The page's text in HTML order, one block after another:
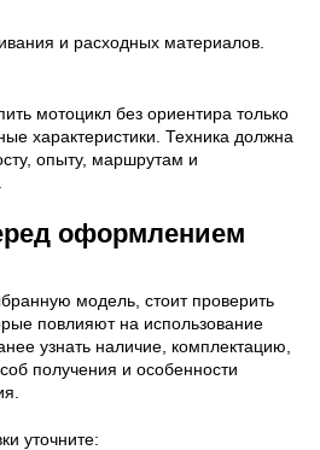
и расходных материалов.
мотоцикл без ориентира только
характеристики. Техника должна
опыту, маршрутам и
оформлением
модель, стоит проверить
повлияют на использование
узнать наличие, комплектацию,
получения и особенности
уточните: